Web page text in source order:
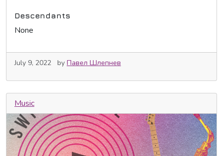
Descendants
None
July 9, 2022 by Павел Шлепнев
Music